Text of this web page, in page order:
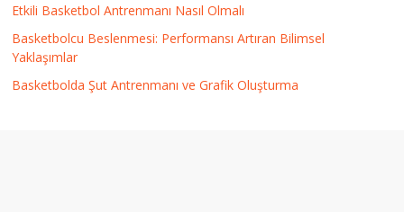
Etkili Basketbol Antrenmanı Nasıl Olmalı
Basketbolcu Beslenmesi: Performansı Artıran Bilimsel
Yaklaşımlar
Basketbolda Şut Antrenmanı ve Grafik Oluşturma